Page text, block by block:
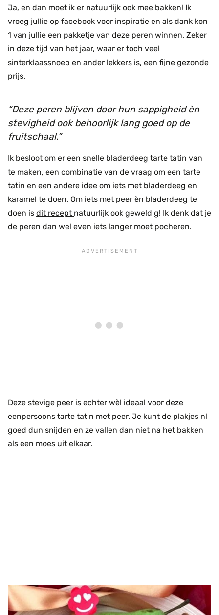
Ja, en dan moet ik er natuurlijk ook mee bakken! Ik
vroeg jullie op facebook voor inspiratie en als dank kon
1 van jullie een pakketje van deze peren winnen. Zeker
in deze tijd van het jaar, waar er toch veel
sinterklaassnoep en ander lekkers is, een fijne gezonde
prijs.
Deze peren blijven door hun sappigheid èn
stevigheid ook behoorlijk lang goed op de
fruitschaal.
Ik besloot om er een snelle bladerdeeg tarte tatin van
te maken, een combinatie van de vraag om een tarte
tatin en een andere idee om iets met bladerdeeg en
karamel te doen. Om iets met peer èn bladerdeeg te
doen is dit recept natuurlijk ook geweldig! Ik denk dat je
de peren dan wel even iets langer moet pocheren.
Deze stevige peer is echter wèl ideaal voor deze
eenpersoons tarte tatin met peer. Je kunt de plakjes nl
goed dun snijden en ze vallen dan niet na het bakken
als een moes uit elkaar.